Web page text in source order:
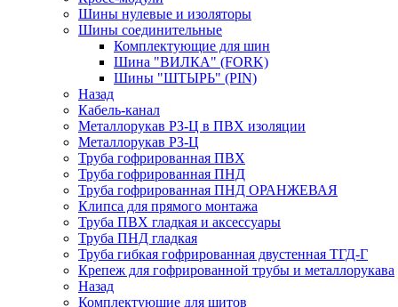
Шины нулевые и изоляторы
Шины соединительные
Комплектующие для шин
Шина "ВИЛКА" (FORK)
Шины "ШТЫРЬ" (PIN)
Назад
Кабель-канал
Металлорукав РЗ-Ц в ПВХ изоляции
Металлорукав РЗ-Ц
Труба гофрированная ПВХ
Труба гофрированная ПНД
Труба гофрированная ПНД ОРАНЖЕВАЯ
Клипса для прямого монтажа
Труба ПВХ гладкая и аксессуары
Труба ПНД гладкая
Труба гибкая гофрированная двустенная ТГД-Г
Крепеж для гофрированной трубы и металлорукава
Назад
Комплектующие для щитов